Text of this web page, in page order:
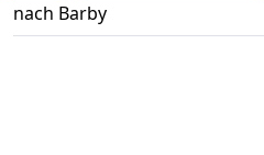
nach Barby